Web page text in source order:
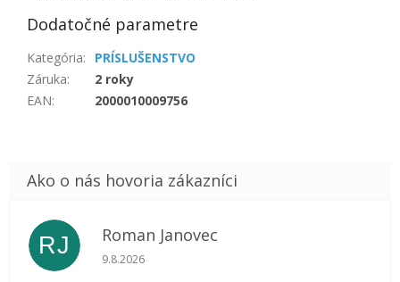
Dodatočné parametre
Kategória:
PRÍSLUŠENSTVO
Záruka:
2 roky
EAN: 2000010009756
RJ Roman Janovec
Hodnotenie obchodu je 5 z 5 hviezdičiek.
9.8.2026